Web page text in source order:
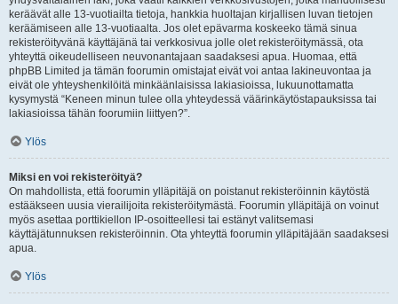
keräävät alle 13-vuotiailta tietoja, hankkia huoltajan kirjallisen luvan tietojen
keräämiseen alle 13-vuotiaalta. Jos olet epävarma koskeeko tämä sinua
rekisteröityvänä käyttäjänä tai verkkosivua jolle olet rekisteröitymässä, ota
yhteyttä oikeudelliseen neuvonantajaan saadaksesi apua. Huomaa, että
phpBB Limited ja tämän foorumin omistajat eivät voi antaa lakineuvontaa ja
eivät ole yhteyshenkilöitä minkäänlaisissa lakiasioissa, lukuunottamatta
kysymystä “Keneen minun tulee olla yhteydessä väärinkäytöstapauksissa tai
lakiasioissa tähän foorumiin liittyen?”.
Ylös
Miksi en voi rekisteröityä?
On mahdollista, että foorumin ylläpitäjä on poistanut rekisteröinnin käytöstä
estääkseen uusia vierailijoita rekisteröitymästä. Foorumin ylläpitäjä on voinut
myös asettaa porttikiellon IP-osoitteellesi tai estänyt valitsemasi
käyttäjätunnuksen rekisteröinnin. Ota yhteyttä foorumin ylläpitäjään saadaksesi
apua.
Ylös